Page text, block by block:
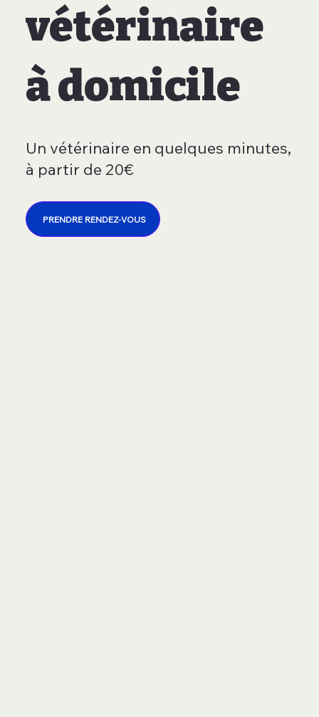
vétérinaire
à domicile
Un vétérinaire en quelques minutes,
à partir de 20€
PRENDRE RENDEZ-VOUS